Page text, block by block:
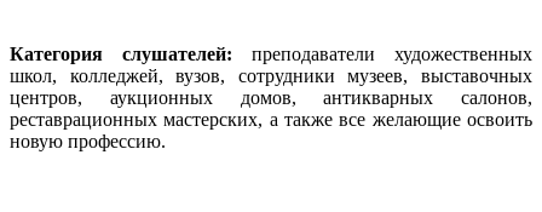
Категория слушателей: преподаватели художественных
школ, колледжей, вузов, сотрудники музеев, выставочных
центров, аукционных домов, антикварных салонов,
реставрационных мастерских, а также все желающие освоить
новую профессию.